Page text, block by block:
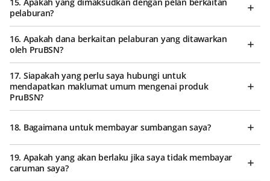
pelaburan?
16. Apakah dana berkaitan pelaburan yang ditawarkan
oleh PruBSN?
17. Siapakah yang perlu saya hubungi untuk
mendapatkan maklumat umum mengenai produk
PruBSN?
18. Bagaimana untuk membayar sumbangan saya?
19. Apakah yang akan berlaku jika saya tidak membayar
caruman saya?